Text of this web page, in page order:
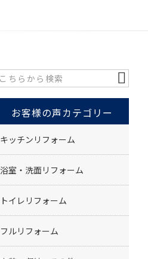
お客様の声カテゴリー
キッチンリフォーム
浴室・洗面リフォーム
トイレリフォーム
フルリフォーム